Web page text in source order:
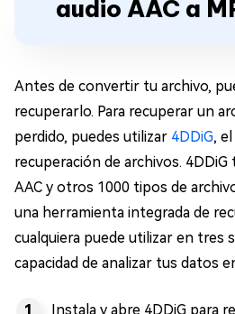
audio AAC a
Antes de convertir tu archivo,
recuperarlo. Para recuperar un
perdido, puedes utilizar 4DDiG,
recuperación de archivos.
AAC y otros 1000 tipos de
una herramienta integrada de
cualquiera puede utilizar en tres
capacidad de analizar tus datos
Instala y abre 4DDiG para